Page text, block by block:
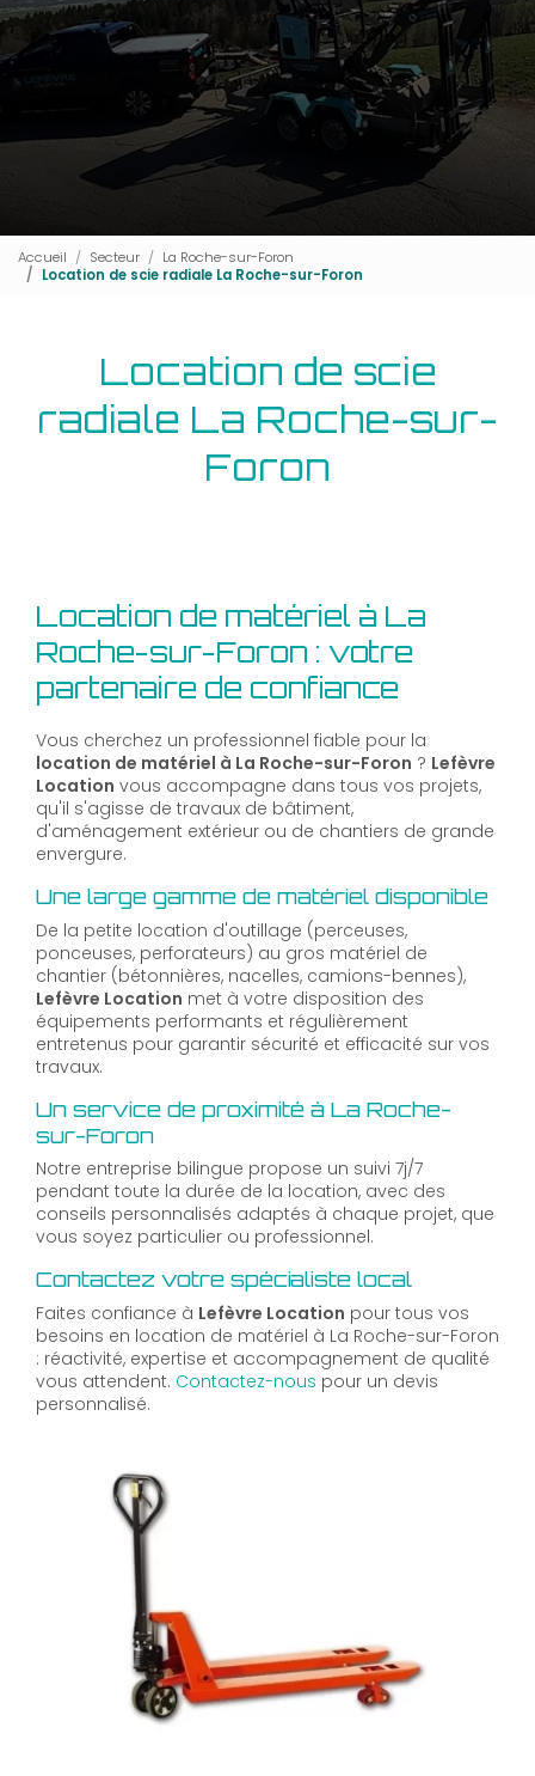
Accueil Secteur
La Roche-sur-Foron
Location de scie radiale La Roche-sur-Foron
Location de scie
radiale La Roche-sur-
Foron
Location de matériel à La
Roche-sur-Foron : votre
partenaire de confiance
Vous cherchez un professionnel fiable pour la
location de matériel à La Roche-sur-Foron ? Lefèvre
Location vous accompagne dans tous vos projets,
qu'il s'agisse de travaux de bâtiment,
d'aménagement extérieur ou de chantiers de grande
envergure.
Une large gamme de matériel disponible
De la petite location d'outillage (perceuses,
ponceuses, perforateurs) au gros matériel de
chantier (bétonnières, nacelles, camions-bennes),
Lefèvre Location met à votre disposition des
équipements performants et régulièrement
entretenus pour garantir sécurité et efficacité sur vos
travaux.
Un service de proximité à La Roche-
sur-Foron
Notre entreprise bilingue propose un suivi 7j/7
pendant toute la durée de la location, avec des
conseils personnalisés adaptés à chaque projet, que
vous soyez particulier ou professionnel.
Contactez votre spécialiste local
Faites confiance à Lefèvre Location pour tous vos
besoins en location de matériel à La Roche-sur-Foron
: réactivité, expertise et accompagnement de qualité
vous attendent. Contactez-nous pour un devis
personnalisé.